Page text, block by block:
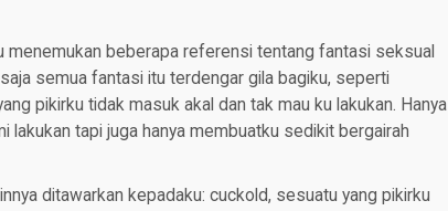
menemukan beberapa referensi tentang fantasi seksual
semua fantasi itu terdengar gila bagiku, seperti
pikirku tidak masuk akal dan tak mau ku lakukan. Hanya
lakukan tapi juga hanya membuatku sedikit bergairah
ditawarkan kepadaku: cuckold, sesuatu yang pikirku